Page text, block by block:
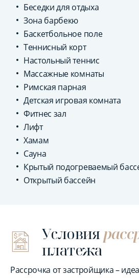
Беседки для отдыха
Зона барбекю
Баскетбольное поле
Теннисный корт
Настольный теннис
Массажные комнаты
Римская парная
Детская игровая комната
Фитнес зал
Лифт
Хамам
Сауна
Крытый подогреваемый
Открытый бассейн
Условия
платежа
Рассрочка от застройщика –